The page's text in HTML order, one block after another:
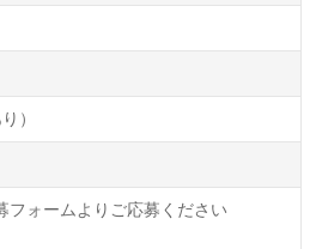
）
フォームよりご応募ください